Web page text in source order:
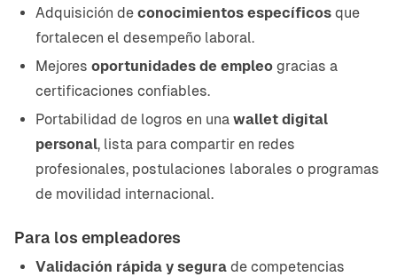
Adquisición de conocimientos específicos que
fortalecen el desempeño laboral.
Mejores oportunidades de empleo gracias a
certificaciones confiables.
Portabilidad de logros en una wallet digital
personal, lista para compartir en redes
profesionales, postulaciones laborales o programas
de movilidad internacional.
Para los empleadores
Validación rápida y segura de competencias